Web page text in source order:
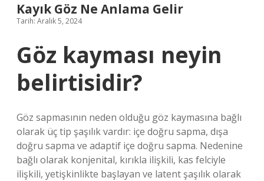
Kayık Göz Ne Anlama Gelir
Tarih: Aralık 5, 2024
Göz kayması neyin
belirtisidir?
Göz sapmasının neden olduğu göz kaymasına bağlı
olarak üç tip şaşılık vardır: içe doğru sapma, dışa
doğru sapma ve adaptif içe doğru sapma. Nedenine
bağlı olarak konjenital, kırıkla ilişkili, kas felciyle
ilişkili, yetişkinlikte başlayan ve latent şaşılık olarak